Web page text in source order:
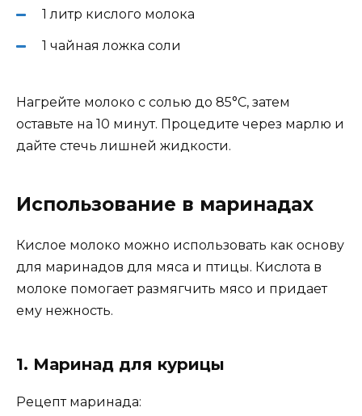
1 литр кислого молока
1 чайная ложка соли
Нагрейте молоко с солью до 85°C, затем
оставьте на 10 минут. Процедите через марлю и
дайте стечь лишней жидкости.
Использование в маринадах
Кислое молоко можно использовать как основу
для маринадов для мяса и птицы. Кислота в
молоке помогает размягчить мясо и придает
ему нежность.
1. Маринад для курицы
Рецепт маринада: